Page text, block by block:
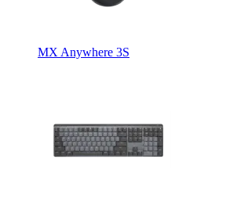
MX Anywhere 3S